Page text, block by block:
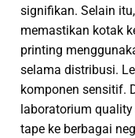
signifikan. Selain
memastikan kotak
printing
selama distribusi.
komponen sensitif.
laboratorium
tape ke berbagai